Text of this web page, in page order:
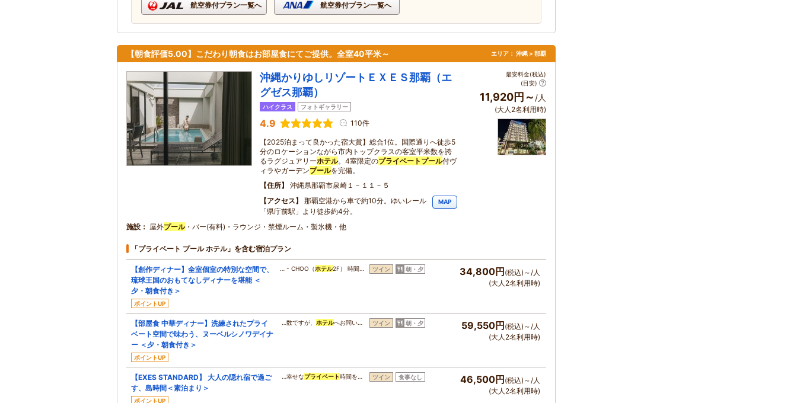
航空券付プラン一覧へ 航空券付プラン一覧へ
【朝食評価5.00】こだわり朝食はお部屋食にてご提供。全室40平米～ エリア： 沖縄 > 那覇
沖縄かりゆしリゾートＥＸＥＳ那覇（エ
グゼス那覇）
ハイクラス フォトギャラリー
4.9 110件
【2025泊まって良かった宿大賞】総合1位。国際通りへ徒歩5
分のロケーションながら市内トップクラスの客室平米数を誇
るラグジュアリーホテル。4室限定のプライベート プール付ヴ
ィラやガーデンプールを完備。
住所
沖縄県那覇市泉崎１－１１－５
アクセス
那覇空港から車で約10分。ゆいレール
「県庁前駅」より徒歩約4分。
MAP
最安料金(税込)
(目安)
11,920円～/人
(大人2名利用時)
施設 屋外プール・バー(有料)・ラウンジ・禁煙ルーム・製氷機・他
「プライベート プール ホテル」を含む宿泊プラン
【創作ディナー】全室個室の特別な空間で、
琉球王国のおもてなしディナーを堪能 ＜
夕・朝食付き＞
ポイントUP
… - CHOO（ホテル2F） 時間… ツイン 朝・夕 34,800円 (税込)～/人
(大人2名利用時)
【部屋食 中華ディナー】洗練されたプライ
ベート空間で味わう、ヌーベルシノワデイナ
ー ＜夕・朝食付き＞
ポイントUP
…数ですが、 ホテルへお問い… ツイン 朝・夕 59,550円 (税込)～/人
(大人2名利用時)
【EXES STANDARD】 大人の隠れ宿で過ご
す、島時間＜素泊まり＞
ポイントUP
…幸せなプライベート時間を… ツイン 食事なし 46,500円 (税込)～/人
(大人2名利用時)